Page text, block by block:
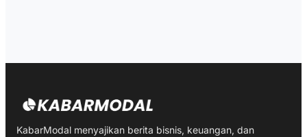
KabarModal menyajikan berita bisnis, keuangan, dan